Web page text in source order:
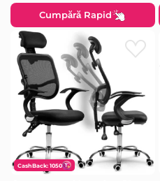
Cumpără Rapid
CashBack: 1050